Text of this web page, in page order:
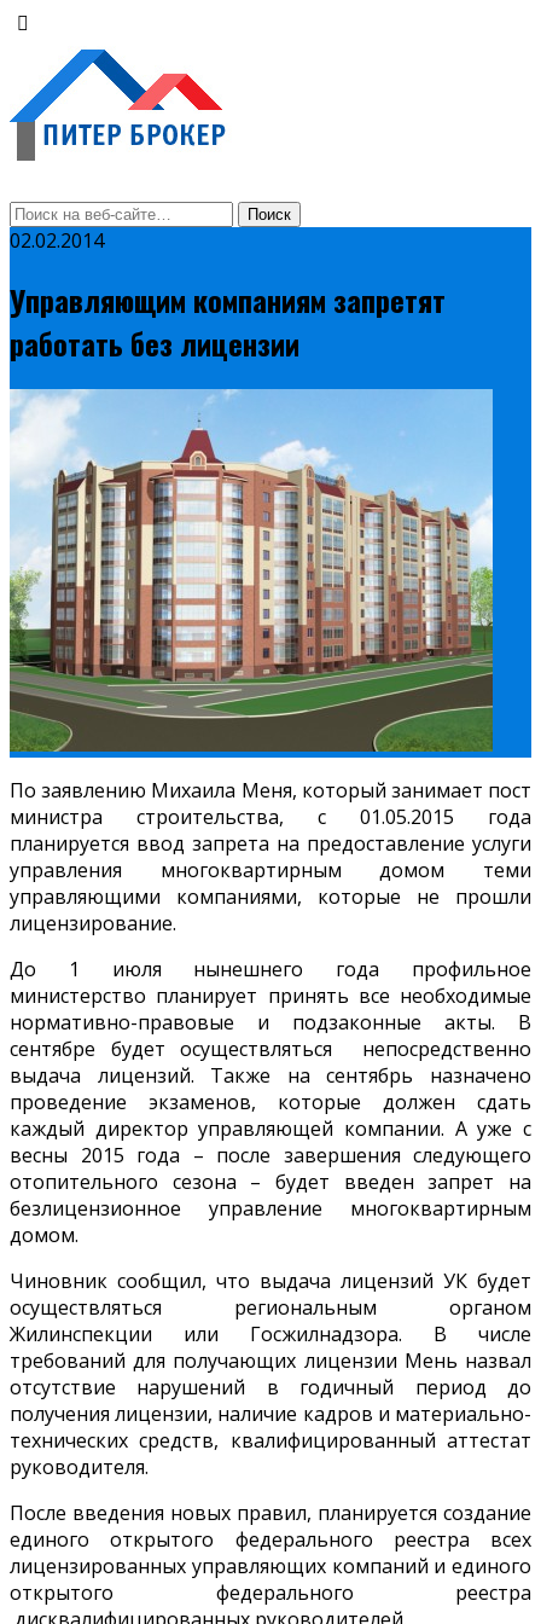
02.02.2014
Управляющим компаниям запретят
работать без лицензии
По заявлению Михаила Меня, который занимает пост
министра строительства, с 01.05.2015 года
планируется ввод запрета на предоставление услуги
управления многоквартирным домом теми
управляющими компаниями, которые не прошли
лицензирование.
До 1 июля нынешнего года профильное
министерство планирует принять все необходимые
нормативно-правовые и подзаконные акты. В
сентябре будет осуществляться непосредственно
выдача лицензий. Также на сентябрь назначено
проведение экзаменов, которые должен сдать
каждый директор управляющей компании. А уже с
весны 2015 года – после завершения следующего
отопительного сезона – будет введен запрет на
безлицензионное управление многоквартирным
домом.
Чиновник сообщил, что выдача лицензий УК будет
осуществляться региональным органом
Жилинспекции или Госжилнадзора. В числе
требований для получающих лицензии Мень назвал
отсутствие нарушений в годичный период до
получения лицензии, наличие кадров и материально-
технических средств, квалифицированный аттестат
руководителя.
После введения новых правил, планируется создание
единого открытого федерального реестра всех
лицензированных управляющих компаний и единого
открытого федерального реестра